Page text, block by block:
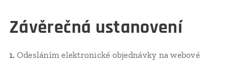
Závěrečná ustanovení
1. Odesláním elektronické objednávky na webové